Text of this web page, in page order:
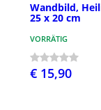
Wandbild,
25 x 20 cm
VORRÄTIG
€ 15,90